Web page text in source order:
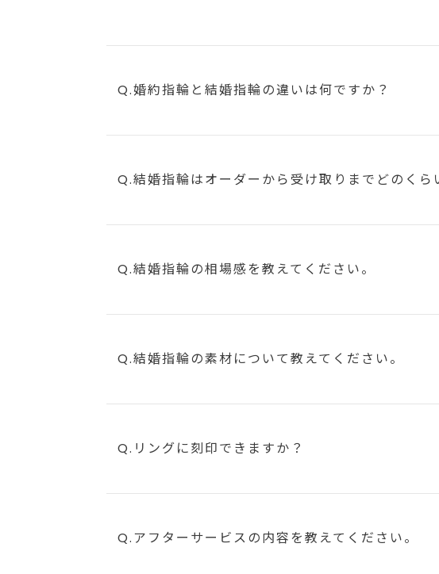
Q.婚約指輪と結婚指輪の違いは何ですか？
Q.結婚指輪はオーダーから受け取りまで どのくら
Q.結婚指輪の相場感を教えてください。
Q.結婚指輪の素材について教えてください。
Q.リングに刻印できますか？
Q.アフターサービスの内容を教えてください。